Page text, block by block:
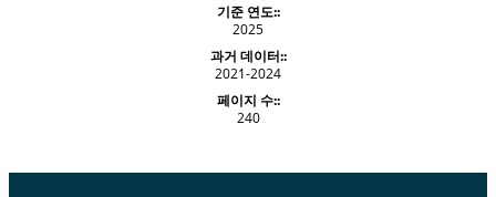
기준 연도::
2025
과거 데이터::
2021-2024
페이지 수::
240